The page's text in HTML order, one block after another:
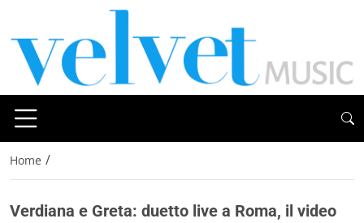
Home /
Verdiana e Greta: duetto live a Roma, il video